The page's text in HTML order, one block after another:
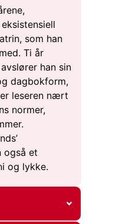
som han
Ti år
han sin
dagbokform,
leseren nært
normer,
også et
og lykke.